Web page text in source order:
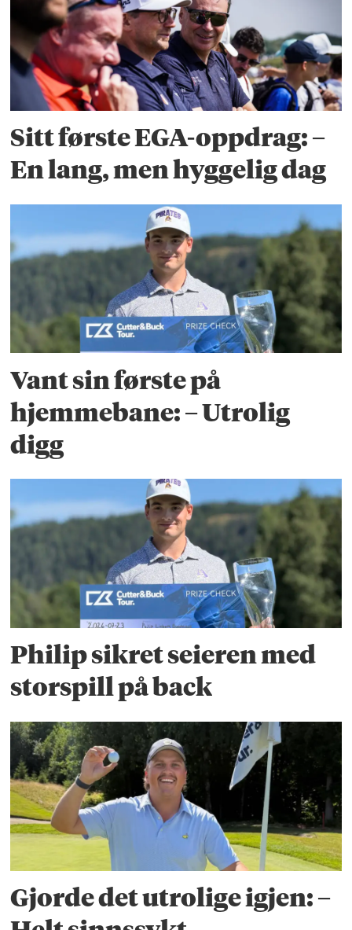
Sitt første EGA-oppdrag: –
En lang, men hyggelig dag
Vant sin første på
hjemmebane: – Utrolig
digg
Philip sikret seieren med
storspill på back
Gjorde det utrolige igjen: –